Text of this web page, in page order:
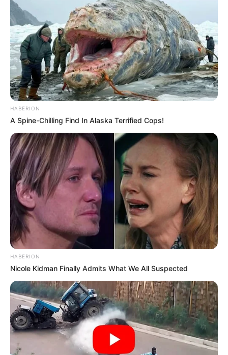
HABERION
A Spine-Chilling Find In Alaska Terrified Cops!
HABERION
Nicole Kidman Finally Admits What We All Suspected